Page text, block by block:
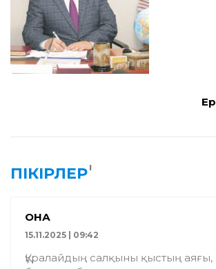
ПІКІРЛЕР1
ҚОНАҚ
15.11.2025 | 09:42
Құралайдың салқыны қыстың аяғы,